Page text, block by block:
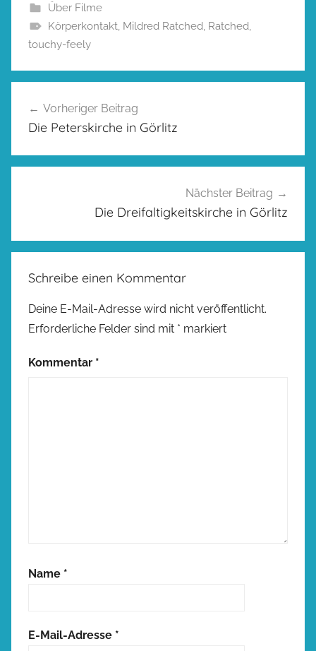
Über Filme
Körperkontakt, Mildred Ratched Ratched
touchy-feely
Vorheriger Beitrag
Die Peterskirche in Görlitz
Nächster Beitrag
Die Dreifaltigkeitskirche in Görlitz
Schreibe einen Kommentar
Deine E-Mail-Adresse wird nicht veröffentlicht.
Erforderliche Felder sind mit * markiert
Kommentar *
Name *
E-Mail-Adresse *